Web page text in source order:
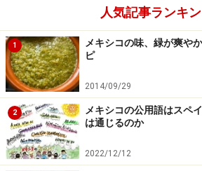
にんにく、グリーントマト、タマネ
くなるまで焦がし、しなっとなって
す。材料すべてに火を通す必要はあ
人気記事ランキ
1
メキシコの味、緑が爽や
ピ
2014/09/29
2
メキシコの公用語はスペ
は通じるのか
2022/12/12